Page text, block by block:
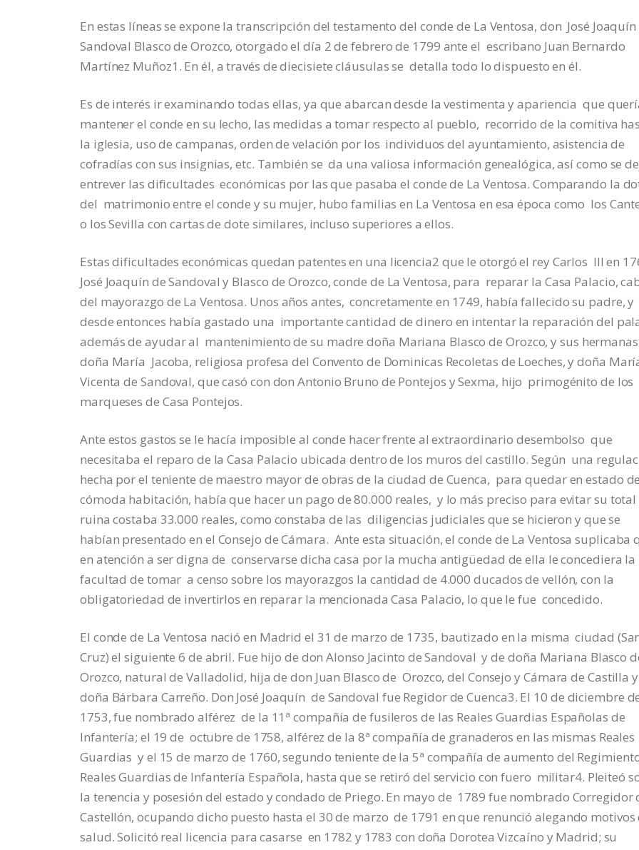
En estas líneas se expone la transcripción del testamento del conde de La Ventosa, don José Joaquín
Sandoval Blasco de Orozco, otorgado el día 2 de febrero de 1799 ante el escribano Juan Bernardo
Martínez Muñoz1 . En él, a través de diecisiete cláusulas se detalla todo lo dispuesto en él.
Es de interés ir examinando todas ellas, ya que abarcan desde la vestimenta y apariencia que
mantener el conde en su lecho, las medidas a tomar respecto al pueblo, recorrido de la comitiva
la iglesia, uso de campanas, orden de velación por los individuos del ayuntamiento, asistencia de
cofradías con sus insignias, etc. También se da una valiosa información genealógica, así como se
entrever las dificultades económicas por las que pasaba el conde de La Ventosa. Comparando la
del matrimonio entre el conde y su mujer, hubo familias en La Ventosa en esa época como los
o los Sevilla con cartas de dote similares, incluso superiores a ellos.
Estas dificultades económicas quedan patentes en una licencia2 que le otorgó el rey Carlos III en
José Joaquín de Sandoval y Blasco de Orozco, conde de La Ventosa, para reparar la Casa Palacio,
del mayorazgo de La Ventosa. Unos años antes, concretamente en 1749, había fallecido su padre, y
desde entonces había gastado una importante cantidad de dinero en intentar la reparación del
además de ayudar al mantenimiento de su madre doña Mariana Blasco de Orozco, y sus hermanas
doña María Jacoba, religiosa profesa del Convento de Dominicas Recoletas de Loeches, y doña
Vicenta de Sandoval, que casó con don Antonio Bruno de Pontejos y Sexma, hijo primogénito de los
marqueses de Casa Pontejos.
Ante estos gastos se le hacía imposible al conde hacer frente al extraordinario desembolso que
necesitaba el reparo de la Casa Palacio ubicada dentro de los muros del castillo. Según una
hecha por el teniente de maestro mayor de obras de la ciudad de Cuenca, para quedar en estado de
cómoda habitación, había que hacer un pago de 80.000 reales, y lo más preciso para evitar su total
ruina costaba 33.000 reales, como constaba de las diligencias judiciales que se hicieron y que se
habían presentado en el Consejo de Cámara. Ante esta situación, el conde de La Ventosa suplicaba
en atención a ser digna de conservarse dicha casa por la mucha antigüedad de ella le concediera la
facultad de tomar a censo sobre los mayorazgos la cantidad de 4.000 ducados de vellón, con la
obligatoriedad de invertirlos en reparar la mencionada Casa Palacio, lo que le fue concedido.
El conde de La Ventosa nació en Madrid el 31 de marzo de 1735, bautizado en la misma ciudad
Cruz) el siguiente 6 de abril. Fue hijo de don Alonso Jacinto de Sandoval y de doña Mariana Blasco
Orozco, natural de Valladolid, hija de don Juan Blasco de Orozco, del Consejo y Cámara de Castilla
doña Bárbara Carreño. Don José Joaquín de Sandoval fue Regidor de Cuenca3. El 10 de diciembre
1753, fue nombrado alférez de la 11ª compañía de fusileros de las Reales Guardias Españolas de
Infantería; el 19 de octubre de 1758, alférez de la 8ª compañía de granaderos en las mismas Reales
Guardias y el 15 de marzo de 1760, segundo teniente de la 5ª compañía de aumento del
Reales Guardias de Infantería Española, hasta que se retiró del servicio con fuero militar4. Pleiteó
la tenencia y posesión del estado y condado de Priego. En mayo de 1789 fue nombrado Corregidor
Castellón, ocupando dicho puesto hasta el 30 de marzo de 1791 en que renunció alegando motivos
salud. Solicitó real licencia para casarse en 1782 y 1783 con doña Dorotea Vizcaíno y Madrid; su